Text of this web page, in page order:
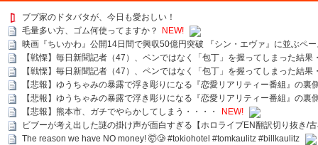
ブブ家のドタバタが、今日も愛おしい！
毛量多い方、ゴム何使ってますか？
NEW!
映画『ちいかわ』公開14日間で興収50億円突破 『シン・エヴァ』に並ぶペ
【戦慄】毎日新聞記者（47）、ペンではなく「包丁」を握ってしまった結果
【戦慄】毎日新聞記者（47）、ペンではなく「包丁」を握ってしまった結果
【悲報】ゆうちゃみの暴露で浮き彫りになる『恋愛リアリティー番組』の裏
【悲報】ゆうちゃみの暴露で浮き彫りになる『恋愛リアリティー番組』の裏
【悲報】熊本市、ガチでやらかしてしまう・・・・
NEW!
ビブーが考え出した謎の掛け声が面白すぎる【ホロライブEN翻訳切り抜き/
The reason we have NO money! 🤯🥲 #tokiohotel #tomkaulitz #billkaulitz